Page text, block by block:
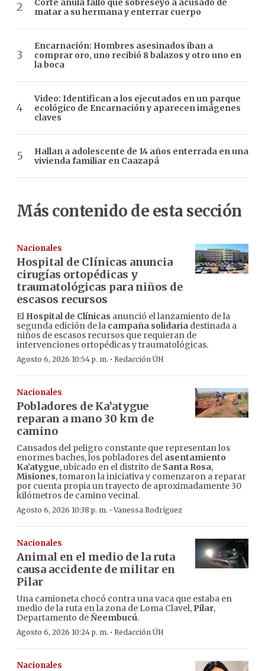
Corte anula fallo que sobreseyó a acusado de
matar a su hermana y enterrar cuerpo
Encarnación: Hombres asesinados iban a
comprar oro, uno recibió 8 balazos y otro uno en
la boca
Video: Identifican a los ejecutados en un parque
ecológico de Encarnación y aparecen imágenes
claves
Hallan a adolescente de 14 años enterrada en una
vivienda familiar en Caazapá
Más contenido de esta sección
Nacionales
Hospital de Clínicas anuncia
cirugías ortopédicas y
traumatológicas para niños de
escasos recursos
El Hospital de Clínicas anunció el lanzamiento de la
segunda edición de la campaña solidaria destinada a
niños de escasos recursos que requieran de
intervenciones ortopédicas y traumatológicas.
Agosto 6, 2026 10:54 p. m. · Redacción ÚH
Nacionales
Pobladores de Ka’atygue
reparan a mano 30 km de
camino
Cansados del peligro constante que representan los
enormes baches, los pobladores del asentamiento
Ka’atygue, ubicado en el distrito de Santa Rosa,
Misiones, tomaron la iniciativa y comenzaron a reparar
por cuenta propia un trayecto de aproximadamente 30
kilómetros de camino vecinal.
Agosto 6, 2026 10:38 p. m. ·Vanessa Rodríguez
Nacionales
Animal en el medio de la ruta
causa accidente de militar en
Pilar
Una camioneta chocó contra una vaca que estaba en
medio de la ruta en la zona de Loma Clavel, Pilar,
Departamento deÑeembucú.
Agosto 6, 2026 10:24 p. m. · Redacción ÚH
Nacionales